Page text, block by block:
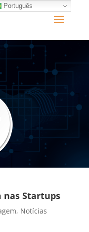
nas Startups
, Notícias
Português